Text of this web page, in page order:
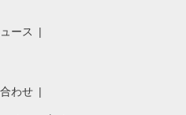
ース
わせ